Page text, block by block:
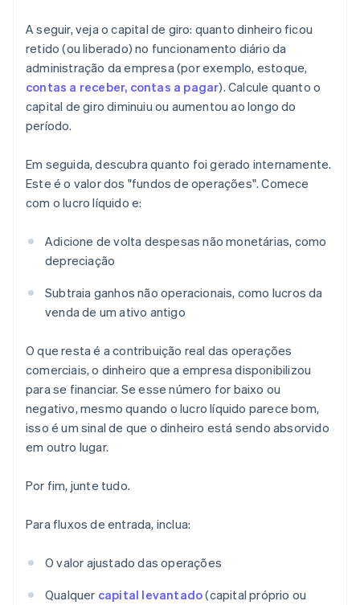
A seguir, veja o capital de giro: quanto dinheiro ficou
retido (ou liberado) no funcionamento diário da
administração da empresa (por exemplo, estoque,
contas a receber, contas a pagar). Calcule quanto o
capital de giro diminuiu ou aumentou ao longo do
período.
Em seguida, descubra quanto foi gerado internamente.
Este é o valor dos "fundos de operações". Comece
com o lucro líquido e:
Adicione de volta despesas não monetárias, como
depreciação
Subtraia ganhos não operacionais, como lucros da
venda de um ativo antigo
O que resta é a contribuição real das operações
comerciais, o dinheiro que a empresa disponibilizou
para se financiar. Se esse número for baixo ou
negativo, mesmo quando o lucro líquido parece bom,
isso é um sinal de que o dinheiro está sendo absorvido
em outro lugar.
Por fim, junte tudo.
Para fluxos de entrada, inclua:
O valor ajustado das operações
Qualquer capital levantado(capital próprio ou